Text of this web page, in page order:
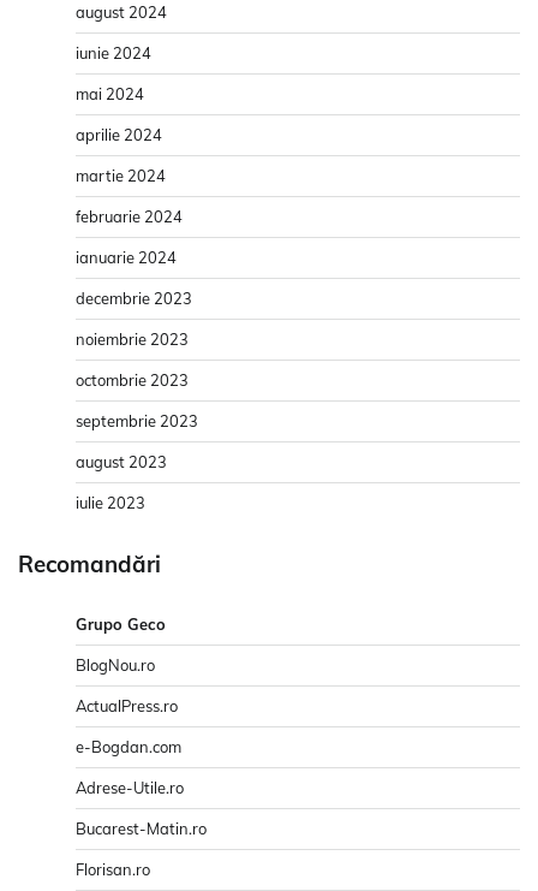
august 2024
iunie 2024
mai 2024
aprilie 2024
martie 2024
februarie 2024
ianuarie 2024
decembrie 2023
noiembrie 2023
octombrie 2023
septembrie 2023
august 2023
iulie 2023
Recomandări
Grupo Geco
BlogNou.ro
ActualPress.ro
e-Bogdan.com
Adrese-Utile.ro
Bucarest-Matin.ro
Florisan.ro